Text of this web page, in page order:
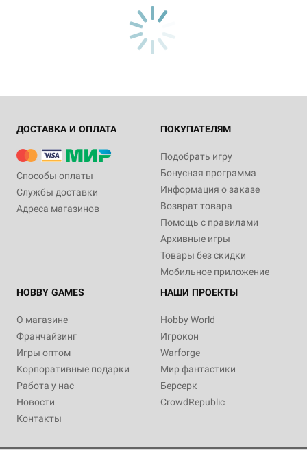
ДОСТАВКА И ОПЛАТА
Способы оплаты
Службы доставки
Адреса магазинов
ПОКУПАТЕЛЯМ
Подобрать игру
Бонусная программа
Информация о заказе
Возврат товара
Помощь с правилами
Архивные игры
Товары без скидки
Мобильное приложение
HOBBY GAMES
О магазине
Франчайзинг
Игры оптом
Корпоративные подарки
Работа у нас
Новости
Контакты
НАШИ ПРОЕКТЫ
Hobby World
Игрокон
Warforge
Мир фантастики
Берсерк
CrowdRepublic